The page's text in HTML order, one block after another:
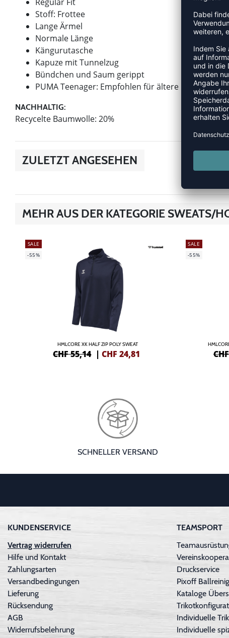
Stoff: Frottee
Lange Ärmel
Normale Länge
Kängurutasche
Kapuze mit Tunnelzug
Bündchen und Saum gerippt
PUMA Teenager: Empfohlen für ältere Kinder und
NACHHALTIG:
Recycelte Baumwolle: 20%
ZULETZT ANGESEHEN
MEHR AUS DER KATEGORIE SWEATS/
SALE
-55%
HMLCORE XK HALF ZIP POLY SWEAT
CHF 55,14 |CHF 24,81
SALE
-55%
SCHNELLER VERSAND
KUNDENSERVICE
Vertrag widerrufen
Hilfe und Kontakt
Zahlungsarten
Versandbedingungen
Lieferung
Rücksendung
AGB
Widerrufsbelehrung
TEAMSPORT
Druckservice
Pixoff
Kataloge
Individuelle
Individuelle